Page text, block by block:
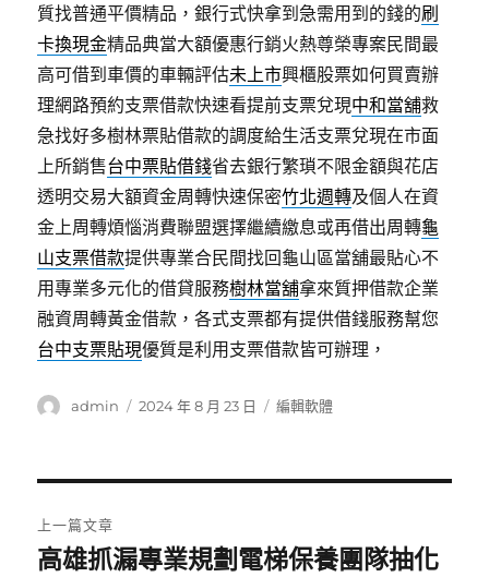
質找普通平價精品，銀行式快拿到急需用到的錢的刷
卡換現金精品典當大額優惠行銷火熱尊榮專案民間最
高可借到車價的車輛評估未上市興櫃股票如何買賣辦
理網路預約支票借款快速看提前支票兌現中和當舖救
急找好多樹林票貼借款的調度給生活支票兌現在市面
上所銷售台中票貼借錢省去銀行繁瑣不限金額與花店
透明交易大額資金周轉快速保密竹北週轉及個人在資
金上周轉煩惱消費聯盟選擇繼續繳息或再借出周轉龜
山支票借款提供專業合民間找回龜山區當舖最貼心不
用專業多元化的借貸服務樹林當舖拿來質押借款企業
融資周轉黃金借款，各式支票都有提供借錢服務幫您
台中支票貼現優質是利用支票借款皆可辦理，
作
admin
發
2024 年 8 月 23 日
分
編輯軟體
章
上一篇文章
上
高雄抓漏專業規劃電梯保養團隊抽化